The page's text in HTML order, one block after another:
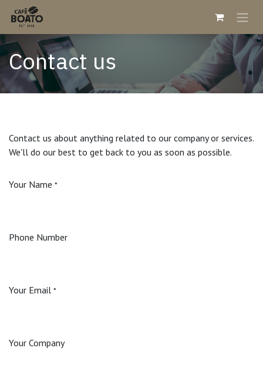
Skip to Content
Contact us
Contact us about anything related to our company or services.
We'll do our best to get back to you as soon as possible.
Your Name *
Phone Number
Your Email *
Your Company